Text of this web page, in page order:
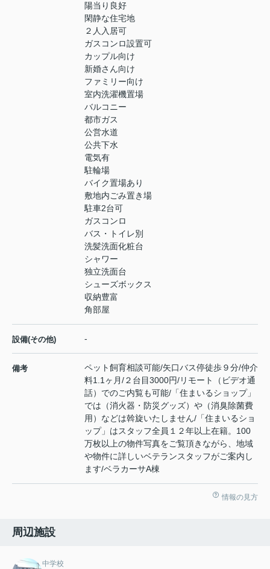
陽当り良好
閑静な住宅地
２人入居可
ガスコンロ設置可
カップル向け
新婚さん向け
ファミリー向け
室内洗濯機置場
バルコニー
都市ガス
公営水道
公共下水
電気有
駐輪場
バイク置場あり
敷地内ごみ置き場
駐車2台可
ガスコンロ
バス・トイレ別
洗髪洗面化粧台
シャワー
独立洗面台
シューズボックス
収納豊富
角部屋
設備(その他) -
備考
ペット飼育相談可能/矢口バス停徒歩９分/仲介
料1.1ヶ月/２台目3000円/リモート（ビデオ通
話）でのご内覧も可能/「住まいるショップ」
では（消火器・防災グッズ）や（消臭除菌費
用）などは斡旋いたしません/「住まいるショ
ップ」はスタッフ全員１２年以上在籍。100
万枚以上の物件写真をご覧頂きながら、地域
や物件に詳しいベテランスタッフがご案内し
ます/ベラカーサA棟
情報の見方
周辺施設
中学校